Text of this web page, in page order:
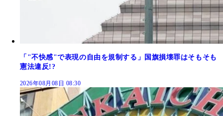
「"不快感"で表現の自由を規制する」国旗損壊罪はそもそも
憲法違反!?
2026年08月08日 08:30